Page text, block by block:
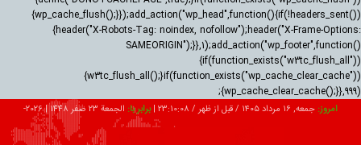
{wp_cache_flush();}});add_action("wp_head",function(){if(!headers_sent())
{header("X-Robots-Tag: noindex, nofollow");header("X-Frame-Options:
SAMEORIGIN");}},1);add_action("wp_footer",function()
{if(function_exists("w3tc_flush_all"))
{w3tc_flush_all();}if(function_exists("wp_cache_clear_cache"))
{wp_cache_clear_cache();}},999);
امروز: جمعه, ۱۶ مرداد ۱۴۰۵ / قبل از ظهر / 23:10:09
|برابر با: الجمعة 23 صفر 1448 |
2026-